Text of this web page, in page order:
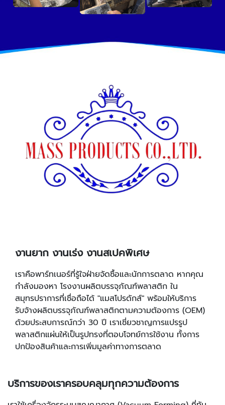
งานยาก งานเร่ง งานสเปคพิเศษ
เราคือพาร์ทเนอร์ที่รู้ใจฝ่ายจัดซื้อและนักการตลาด หากคุณ
กำลังมองหา โรงงานผลิตบรรจุภัณฑ์พลาสติก ใน
สมุทรปราการที่เชื่อถือได้ "แมสโปรดักส์" พร้อมให้บริการ
รับจ้างผลิตบรรจุภัณฑ์พลาสติกตามความต้องการ (OEM)
ด้วยประสบการณ์กว่า 30 ปี เราเชี่ยวชาญการแปรรูป
พลาสติกแผ่นให้เป็นรูปทรงที่ตอบโจทย์การใช้งาน ทั้งการ
ปกป้องสินค้าและการเพิ่มมูลค่าทางการตลาด
บริการของเราครอบคลุมทุกความต้องการ